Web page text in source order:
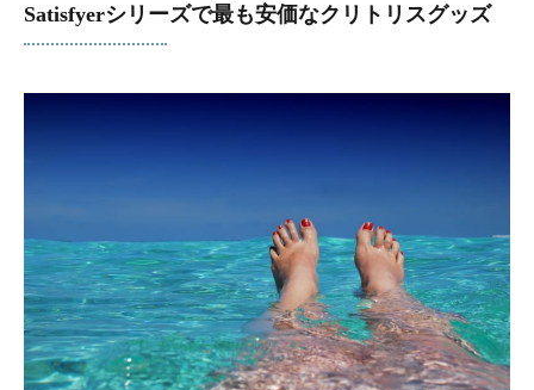
Satisfyerシリーズで最も安価なクリトリスグッズ